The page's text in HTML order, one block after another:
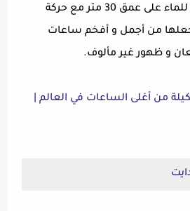
إضافة إلى انها مقاومة للماء على عمق 30 متر مع حركة
من أجمل و أفخم ساعات
و ظهور غير مألوف.
من أغلى الساعات في العالم |